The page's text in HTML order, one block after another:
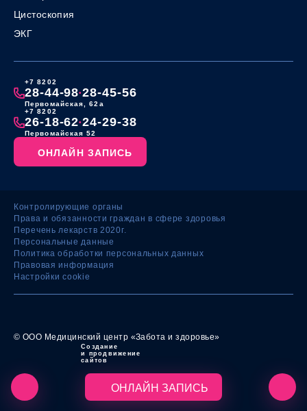
Цистоскопия
ЭКГ
+7 8202
28-44-98•28-45-56
Первомайская, 62а
+7 8202
26-18-62•24-29-38
Первомайская 52
ОНЛАЙН ЗАПИСЬ
Контролирующие органы
Права и обязанности граждан в сфере здоровья
Перечень лекарств 2020г.
Персональные данные
Политика обработки персональных данных
Правовая информация
Настройки cookie
© ООО Медицинский центр «Забота и здоровье»
Создание
и продвижение
сайтов
ОНЛАЙН ЗАПИСЬ